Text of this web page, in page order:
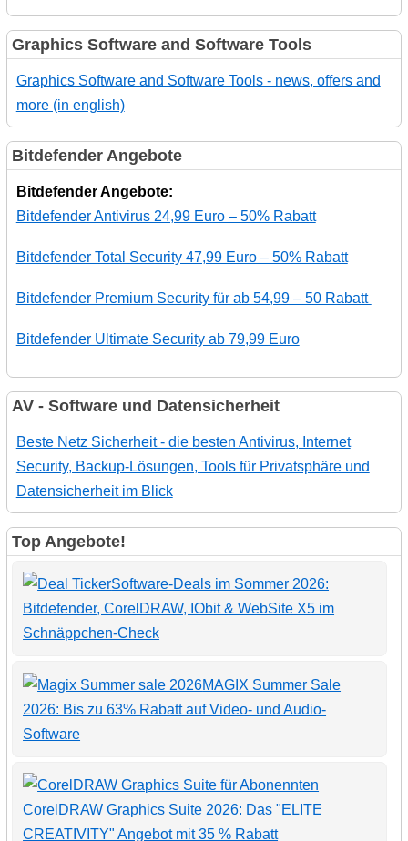
Graphics Software and Software Tools
Graphics Software and Software Tools - news, offers and
more (in english)
Bitdefender Angebote
Bitdefender Angebote:
Bitdefender Antivirus 24,99 Euro – 50% Rabatt
Bitdefender Total Security 47,99 Euro – 50% Rabatt
Bitdefender Premium Security für ab 54,99 – 50 Rabatt
Bitdefender Ultimate Security ab 79,99 Euro
AV - Software und Datensicherheit
Beste Netz Sicherheit - die besten Antivirus, Internet
Security, Backup-Lösungen, Tools für Privatsphäre und
Datensicherheit im Blick
Top Angebote!
Software-Deals im Sommer 2026:
Bitdefender, CorelDRAW, IObit & WebSite X5 im
Schnäppchen-Check
MAGIX Summer Sale
2026: Bis zu 63% Rabatt auf Video- und Audio-
Software
CorelDRAW Graphics Suite 2026: Das "ELITE
CREATIVITY" Angebot mit 35 % Rabatt